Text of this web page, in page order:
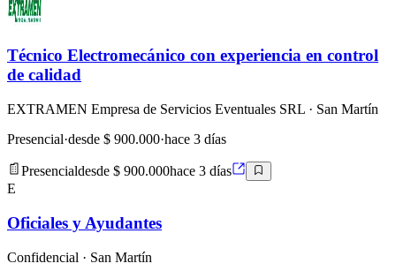
Técnico Electromecánico con experiencia en control
de calidad
EXTRAMEN Empresa de Servicios Eventuales SRL · San Martín
Presencial·desde $ 900.000·hace 3 días
Presencialdesde $ 900.000hace 3 días
E
Oficiales y Ayudantes
Confidencial · San Martín